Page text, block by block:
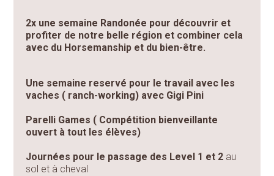
2x une semaine Randonée pour découvrir et
profiter de notre belle région et combiner cela
avec du Horsemanship et du bien-être.
Une semaine reservé pour le travail avec les
vaches ( ranch-working) avec Gigi Pini
Parelli Games ( Compétition bienveillante
ouvert à tout les élèves)
Journées pour le passage des Level 1 et 2 au
sol et à cheval